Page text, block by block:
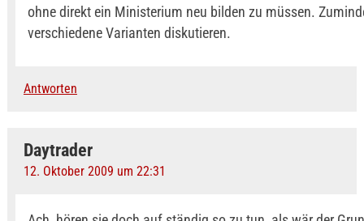
ohne direkt ein Ministerium neu bilden zu müssen.
verschiedene Varianten diskutieren.
Antworten
Daytrader
12. Oktober 2009 um 22:31